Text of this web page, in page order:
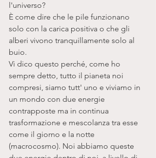
l'universo?
È come dire che le pile funzionano
solo con la carica positiva o che gli
alberi vivono tranquillamente solo al
buio.
Vi dico questo perché, come ho
sempre detto, tutto il pianeta noi
compresi, siamo tutt' uno e viviamo in
un mondo con due energie
contrapposte ma in continua
trasformazione e mescolanza tra esse
come il giorno e la notte
(macrocosmo). Noi abbiamo queste